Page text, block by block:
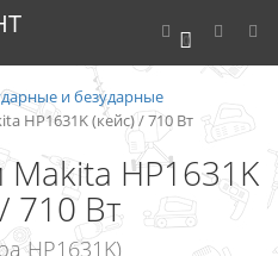
0
и безударные
HP1631K (кейс) / 710 Вт
HP1631K
710 Вт
HP1631K)